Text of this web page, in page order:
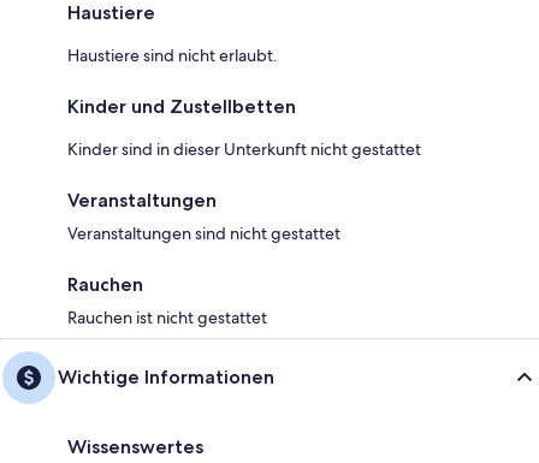
Haustiere
Haustiere sind nicht erlaubt.
Kinder und Zustellbetten
Kinder sind in dieser Unterkunft nicht gestattet
Veranstaltungen
Veranstaltungen sind nicht gestattet
Rauchen
Rauchen ist nicht gestattet
Wichtige Informationen
Wissenswertes